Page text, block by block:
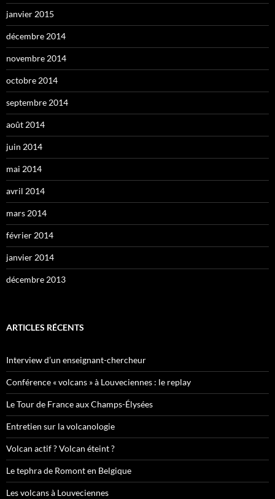
janvier 2015
décembre 2014
novembre 2014
octobre 2014
septembre 2014
août 2014
juin 2014
mai 2014
avril 2014
mars 2014
février 2014
janvier 2014
décembre 2013
ARTICLES RÉCENTS
Interview d’un enseignant-chercheur
Conférence « volcans » à Louveciennes : le replay
Le Tour de France aux Champs-Élysées
Entretien sur la volcanologie
Volcan actif ? Volcan éteint ?
Le tephra de Romont en Belgique
Les volcans à Louveciennes